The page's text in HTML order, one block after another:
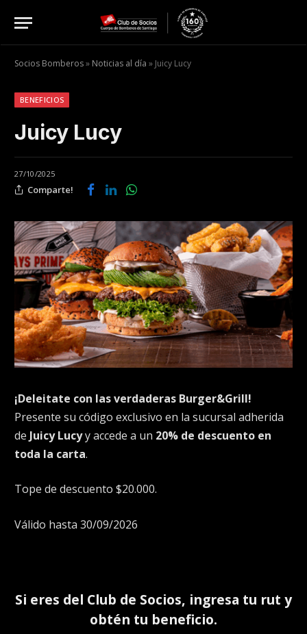
Socios Bomberos» Noticias al día » Juicy Lucy
BENEFICIOS
Juicy Lucy
27/10/2025
Comparte!
¡Deleitate con las verdaderas Burger&Grill!
Presente su código exclusivo en la sucursal adherida
de Juicy Lucyy accede a un 20% de descuento en
toda la carta.
Tope de descuento $20.000.
Válido hasta 30/09/2026
Si eres del Club de Socios, ingresa tu rut y
obtén tu beneficio.